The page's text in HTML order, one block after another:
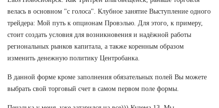
велась в основном "с голоса". Клубное занятие Выступление одного
трейдера: Мой путь к опционам Провэлью. Для этого, к примеру,
стоит создать условия для возникновения и надёжной работы
региональных рынков капитала, а также коренным образом
изменить денежную политику Центробанка.
В данной форме кроме заполнения обязательных полей Вы можете
выбрать свой торговый счет в самом первом поле формы.